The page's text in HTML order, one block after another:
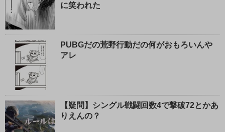
に笑われた
PUBGだの荒野行動だの何がおもろいんや
アレ
【疑問】シングル戦闘回数4で撃破72とかあ
りえんの？